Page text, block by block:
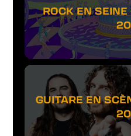
ROCK EN
GUITARE EN